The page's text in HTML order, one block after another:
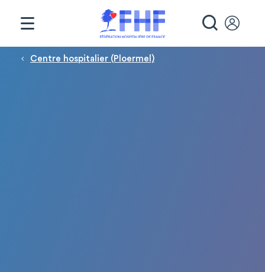
Fil d'Ariane
Centre hospitalier (Ploermel)
Panneau de gestion des cookies